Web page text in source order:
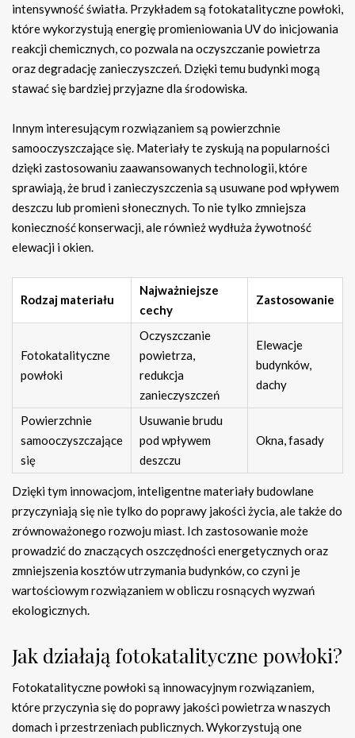
intensywność światła. Przykładem są fotokatalityczne powłoki,
które wykorzystują energię promieniowania UV do inicjowania
reakcji chemicznych, co pozwala na oczyszczanie powietrza
oraz degradację zanieczyszczeń. Dzięki temu budynki mogą
stawać się bardziej przyjazne dla środowiska.
Innym interesującym rozwiązaniem są powierzchnie
samooczyszczające się. Materiały te zyskują na popularności
dzięki zastosowaniu zaawansowanych technologii, które
sprawiają, że brud i zanieczyszczenia są usuwane pod wpływem
deszczu lub promieni słonecznych. To nie tylko zmniejsza
konieczność konserwacji, ale również wydłuża żywotność
elewacji i okien.
Rodzaj materiału
Najważniejsze
cechy
Zastosowanie
Fotokatalityczne
powłoki
Oczyszczanie
powietrza,
redukcja
zanieczyszczeń
Elewacje
budynków,
dachy
Powierzchnie
samooczyszczające
się
Usuwanie brudu
pod wpływem
deszczu
Okna, fasady
Dzięki tym innowacjom, inteligentne materiały budowlane
przyczyniają się nie tylko do poprawy jakości życia, ale także do
zrównoważonego rozwoju miast. Ich zastosowanie może
prowadzić do znaczących oszczędności energetycznych oraz
zmniejszenia kosztów utrzymania budynków, co czyni je
wartościowym rozwiązaniem w obliczu rosnących wyzwań
ekologicznych.
Jak działają fotokatalityczne powłoki?
Fotokatalityczne powłoki są innowacyjnym rozwiązaniem,
które przyczynia się do poprawy jakości powietrza w naszych
domach i przestrzeniach publicznych. Wykorzystują one